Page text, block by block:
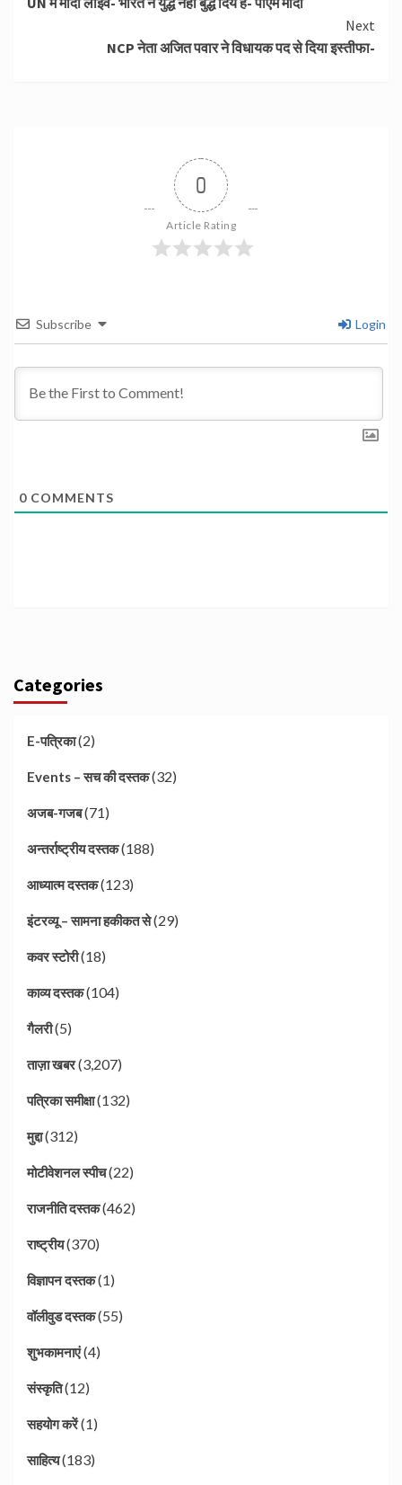
Reading
Next
NCP नेता अजित पवार ने विधायक पद से दिया इस्तीफा-
0
Article Rating
Subscribe Login
0 COMMENTS
Categories
E-पत्रिका(2)
Events – सच की दस्तक(32)
अजब-गजब(71)
अन्तर्राष्ट्रीय दस्तक(188)
आध्यात्म दस्तक(123)
इंटरव्यू – सामना हकीकत से(29)
कवर स्टोरी(18)
काव्य दस्तक(104)
गैलरी(5)
ताज़ा खबर(3,207)
पत्रिका समीक्षा(132)
मुद्दा(312)
मोटीवेशनल स्पीच(22)
राजनीति दस्तक(462)
राष्ट्रीय(370)
विज्ञापन दस्तक(1)
वॉलीवुड दस्तक(55)
शुभकामनाएं(4)
संस्कृति(12)
सहयोग करें(1)
साहित्य(183)